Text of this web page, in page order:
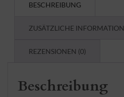
BESCHREIBUNG
ZUSÄTZLICHE INFORMATION
REZENSIONEN (0)
Beschreibung